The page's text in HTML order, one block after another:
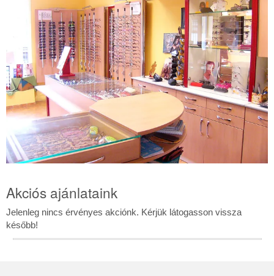
Akciós ajánlataink
Jelenleg nincs érvényes akciónk. Kérjük látogasson vissza
később!